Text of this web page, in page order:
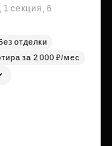
секция, 6
отделки
за 2 000 ₽/мес